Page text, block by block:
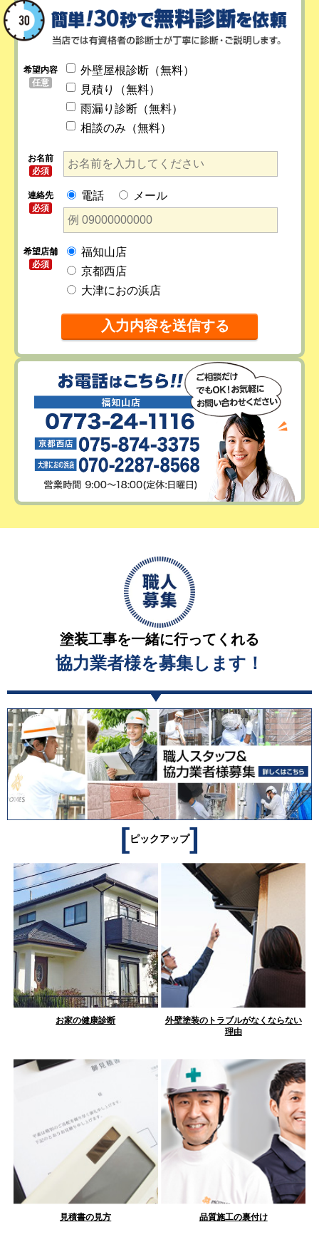
希望内容
任意
外壁屋根診断（無料）
見積り（無料）
雨漏り診断（無料）
相談のみ（無料）
お名前
必須
連絡先
必須
電話 メール
希望店舗
必須
福知山店
京都西店
大津におの浜店
塗装工事を一緒に行ってくれる
協力業者様を募集します！
[ピックアップ]
お家の健康診断
外壁塗装のトラブルがなくならない
理由
見積書の見方 品質施工の裏付け